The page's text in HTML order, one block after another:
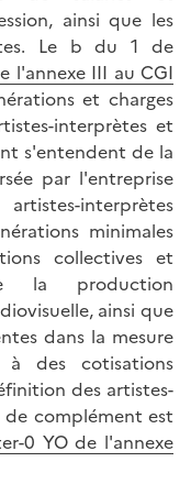
ainsi que les
Le b du 1 de
l'annexe III au CGI
et charges
interprètes et
s'entendent de la
par l'entreprise
interprètes
minimales
collectives et
la production
ainsi que
dans la mesure
à des cotisations
des artistes-
complément est
0 YO de l'annexe